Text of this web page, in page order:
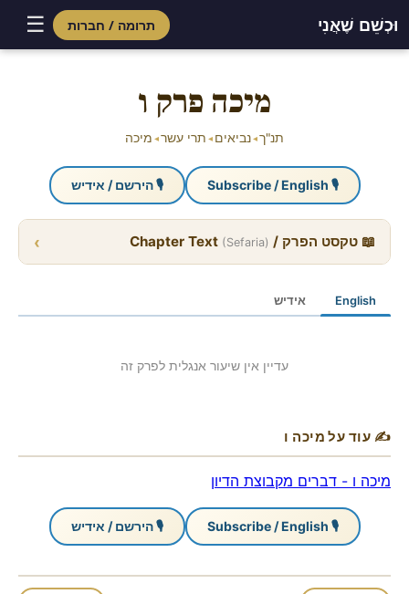
וּכְשֵׁם שֶׁאֲנִי תרומה / חברות ☰
מיכה פרק ו
תנ"ך◂נביאים ◂ תרי עשר◂ מיכה
🎙 Subscribe / English 🎙 הירשם / אידיש
📖 טקסט הפרק / Chapter Text (Sefaria)
›
English אידיש
עדיין אין שיעור אנגלית לפרק זה
✍ עוד על מיכה ו
מיכה ו - דברים מקבוצת הדיון
🎙 Subscribe / English 🎙 הירשם / אידיש